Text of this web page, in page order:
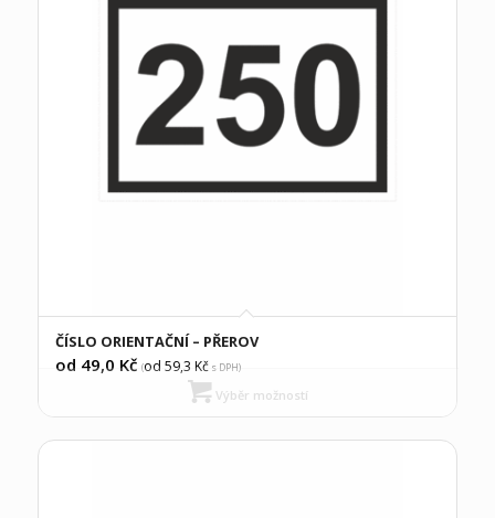
ČÍSLO ORIENTAČNÍ – PŘEROV
od 49,0 Kč (od 59,3 Kčs DPH)
Výběr možností